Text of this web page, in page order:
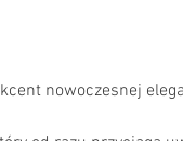
nowoczesnej